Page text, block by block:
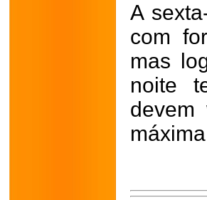
A
com
mas
noite